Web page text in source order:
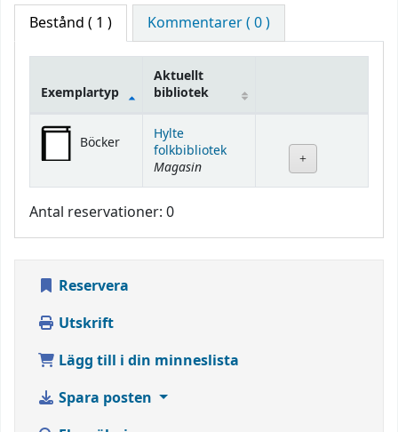
Bestånd ( 1 ) Kommentarer ( 0 )
Bestånd
Exemplartyp
Aktuellt
bibliotek
Böcker
Hylte
folkbibliotek
Magasin
Antal reservationer: 0
Reservera
Utskrift
Lägg till i din minneslista
Spara posten